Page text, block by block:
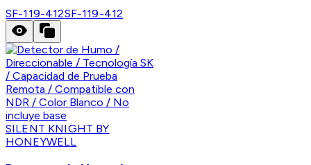
SF-119-412SF-119-412
SILENT KNIGHT BY
HONEYWELL